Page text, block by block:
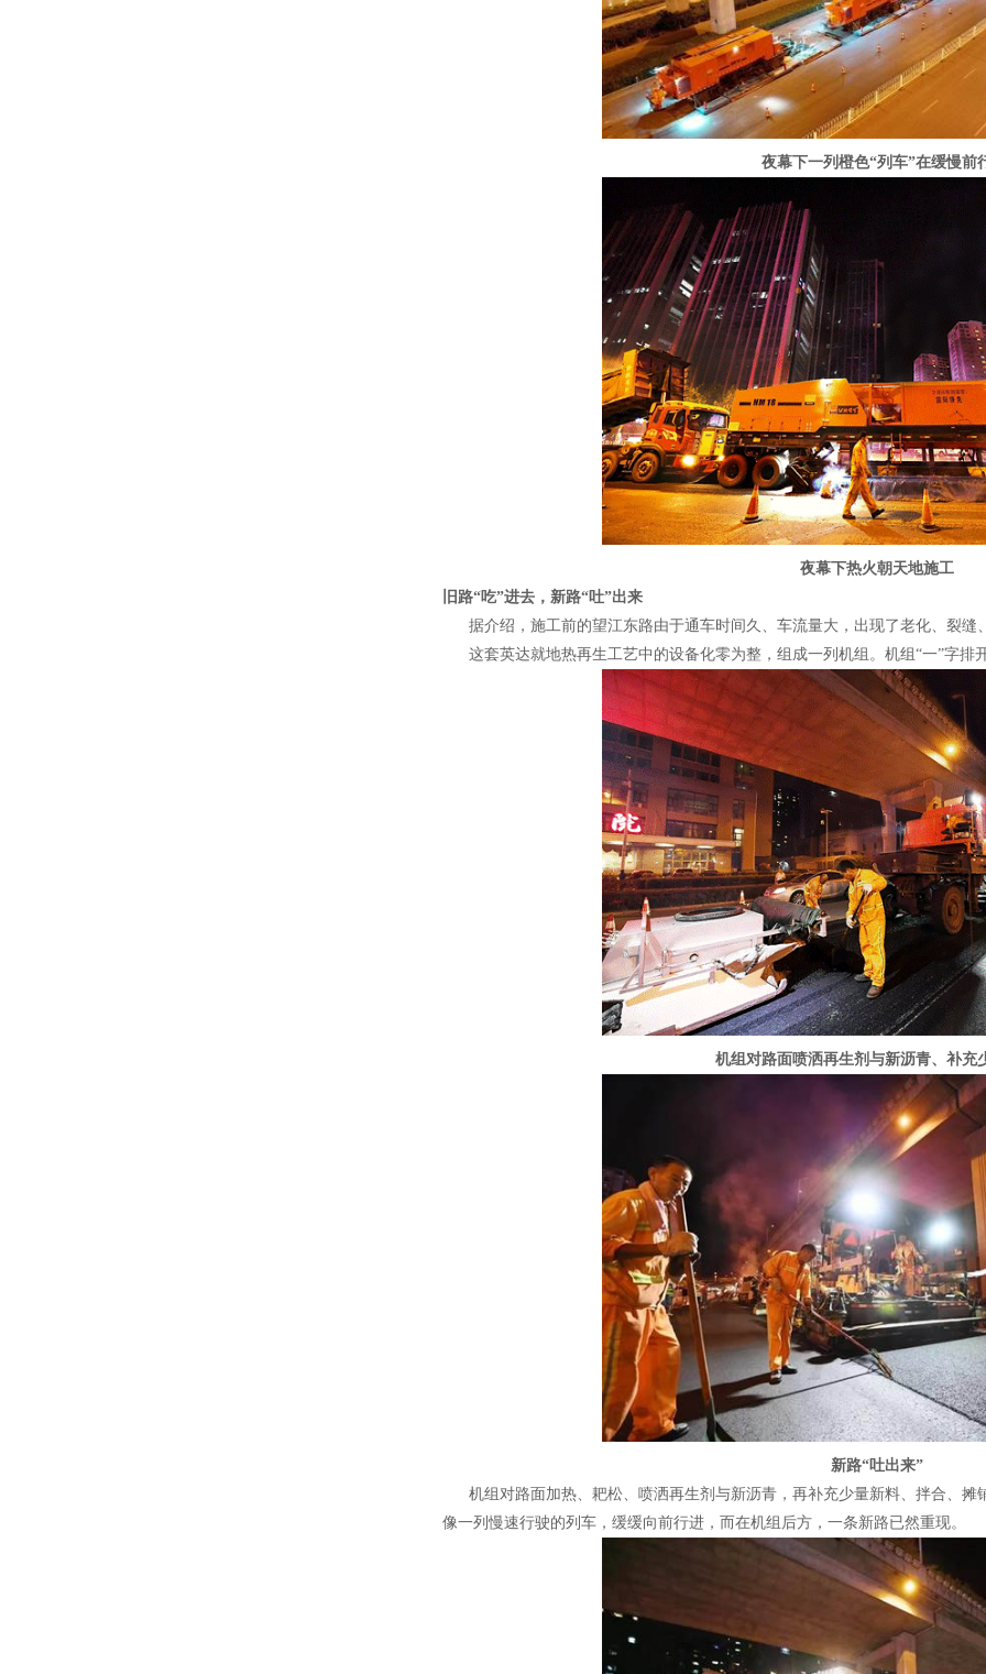
夜幕下一列橙色“列车”在缓慢前
夜幕下热火朝天地施工
旧路“吃”进去，新路“吐”出来
据介绍，施工前的望江东路由于通车时间久、车流量大，出现了老化、裂缝
这套英达就地热再生工艺中的设备化零为整，组成一列机组。机组“一”字排
机组对路面喷洒再生剂与新沥青、补充
新路“吐出来”
机组对路面加热、耙松、喷洒再生剂与新沥青，再补充少量新料、拌合、摊
像一列慢速行驶的列车，缓缓向前行进，而在机组后方，一条新路已然重现。